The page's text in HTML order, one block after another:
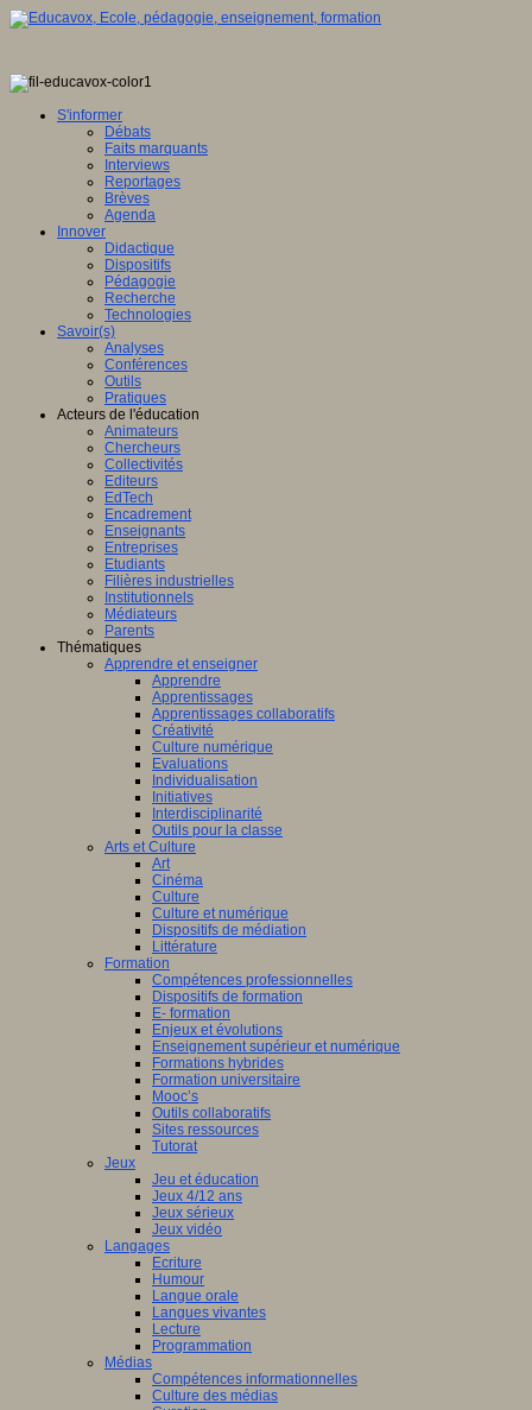
S'informer
Débats
Faits marquants
Interviews
Reportages
Brèves
Agenda
Innover
Didactique
Dispositifs
Pédagogie
Recherche
Technologies
Savoir(s)
Analyses
Conférences
Outils
Pratiques
Acteurs de l'éducation
Animateurs
Chercheurs
Collectivités
Editeurs
EdTech
Encadrement
Enseignants
Entreprises
Etudiants
Filières industrielles
Institutionnels
Médiateurs
Parents
Thématiques
Apprendre et enseigner
Apprendre
Apprentissages
Apprentissages collaboratifs
Créativité
Culture numérique
Evaluations
Individualisation
Initiatives
Interdisciplinarité
Outils pour la classe
Arts et Culture
Art
Cinéma
Culture
Culture et numérique
Dispositifs de médiation
Littérature
Formation
Compétences professionnelles
Dispositifs de formation
E- formation
Enjeux et évolutions
Enseignement supérieur et numérique
Formations hybrides
Formation universitaire
Mooc’s
Outils collaboratifs
Sites ressources
Tutorat
Jeux
Jeu et éducation
Jeux 4/12 ans
Jeux sérieux
Jeux vidéo
Langages
Ecriture
Humour
Langue orale
Langues vivantes
Lecture
Programmation
Médias
Compétences informationnelles
Culture des médias